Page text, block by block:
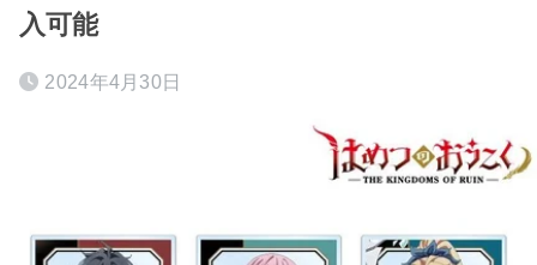
入可能
2024年4月30日